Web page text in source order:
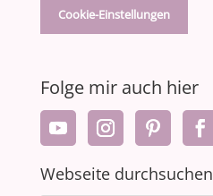
Cookie-Einstellungen
Folge mir auch hier
Webseite durchsuchen